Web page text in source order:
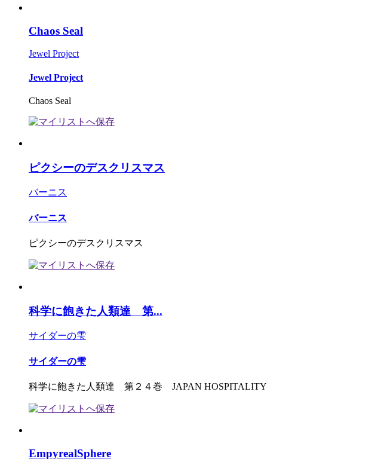
Chaos Seal
Jewel Project
Jewel Project
Chaos Seal
ピクシーのデスクリスマス
バーニス
バーニス
ピクシーのデスクリスマス
科学に飽きた人類達 第...
サイダーの雫
サイダーの雫
科学に飽きた人類達 第２４巻 JAPAN HOSPITALITY
EmpyrealSphere